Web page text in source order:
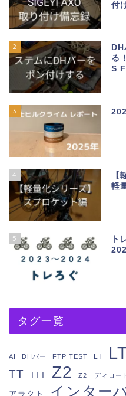
付
2
る
S
3
4
【
軽
5
ト
タグ一覧
AI DHバー FTP TEST LT
TT TTT Z2 Z2 ディロー
アラクト インター